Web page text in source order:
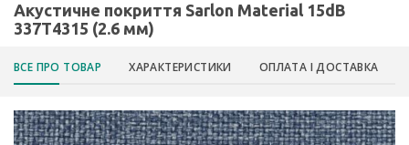
Акустичне покриття Sarlon Material 15dB
337T4315 (2.6 мм)
ВСЕ ПРО ТОВАР ХАРАКТЕРИСТИКИ ОПЛАТА І ДОСТАВКА